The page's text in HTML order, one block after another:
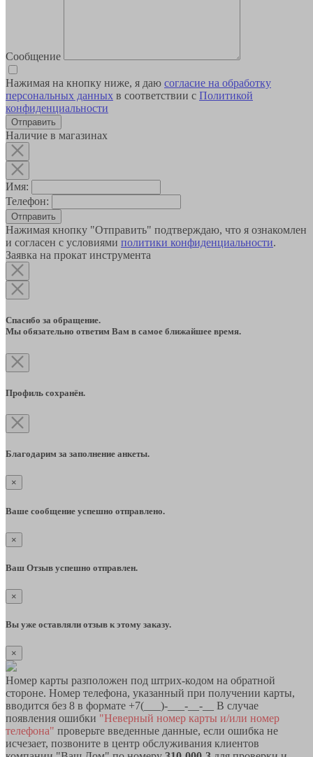
Сообщение
Нажимая на кнопку ниже, я даю согласие на обработку
персональных данных в соответствии с Политикой
конфиденциальности
Наличие в магазинах
Имя:
Телефон:
Отправить
Нажимая кнопку "Отправить" подтверждаю, что я ознакомлен
и согласен с условиями политики конфиденциальности.
Заявка на прокат инструмента
Спасибо за обращение.
Мы обязательно ответим Вам в самое ближайшее время.
Профиль сохранён.
Благодарим за заполнение анкеты.
×
Ваше сообщение успешно отправлено.
×
Ваш Отзыв успешно отправлен.
×
Вы уже оставляли отзыв к этому заказу.
×
Номер карты разположен под штрих-кодом на обратной
стороне. Номер телефона, указанный при получении карты,
вводится без 8 в формате +7(___)-___-__-__ В случае
появления ошибки "Неверный номер карты и/или номер
телефона" проверьте введенные данные, если ошибка не
исчезает, позвоните в центр обслуживания клиентов